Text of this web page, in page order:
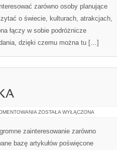
zarówno osoby planujące
o świecie, kulturach, atrakcjach,
łączy w sobie podróżnicze
dzięki czemu można tu […]
Z
ZOSTAŁA WYŁĄCZONA
zainteresowanie zarówno
bazę artykułów poświęcone